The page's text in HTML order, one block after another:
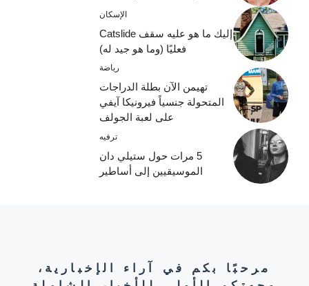
الإسكان
إليك ما هو عليه سقف Catslide
فعليًا (وما هو جيد له)
رياضة
تهيمن الآن بطلة الدراجات
المتحولة جنسياً فيرونيكا آيفي
على لعبة الجولف
ترفيه
5 مرات حول ستيلي دان
الموسيقيين إلى أساطير
مرحبًا بكم في آراء الإخبارية،